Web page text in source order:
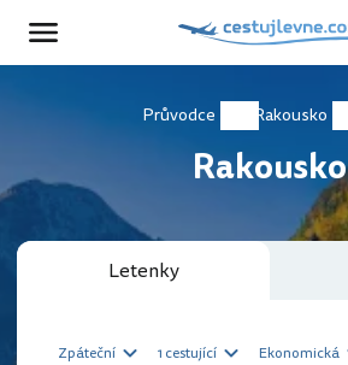
Průvodce Rakousko
Rakousko
Letenky
Zpáteční 1 cestující Ekonomická